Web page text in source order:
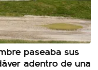
paseaba sus
adentro de una